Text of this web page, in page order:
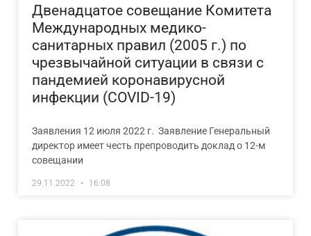
Двенадцатое совещание Комитета
Международных медико-
санитарных правил (2005 г.) по
чрезвычайной ситуации в связи с
пандемией коронавирусной
инфекции (COVID-19)
Заявления 12 июля 2022 г. Заявление Генеральный
директор имеет честь препроводить доклад о 12-м
совещании
29.11.2022 16:08